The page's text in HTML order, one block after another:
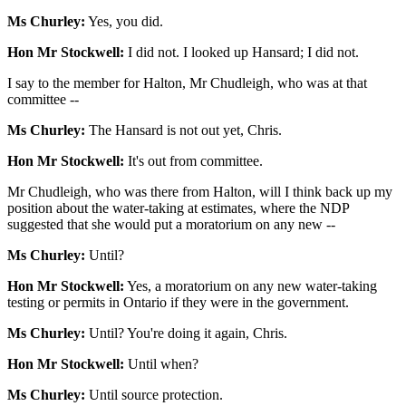
Ms Churley: Yes, you did.
Hon Mr Stockwell: I did not. I looked up Hansard; I did not.
I say to the member for Halton, Mr Chudleigh, who was at that
committee --
Ms Churley: The Hansard is not out yet, Chris.
Hon Mr Stockwell: It's out from committee.
Mr Chudleigh, who was there from Halton, will I think back up my
position about the water-taking at estimates, where the NDP
suggested that she would put a moratorium on any new --
Ms Churley: Until?
Hon Mr Stockwell: Yes, a moratorium on any new water-taking
testing or permits in Ontario if they were in the government.
Ms Churley: Until? You're doing it again, Chris.
Hon Mr Stockwell: Until when?
Ms Churley: Until source protection.